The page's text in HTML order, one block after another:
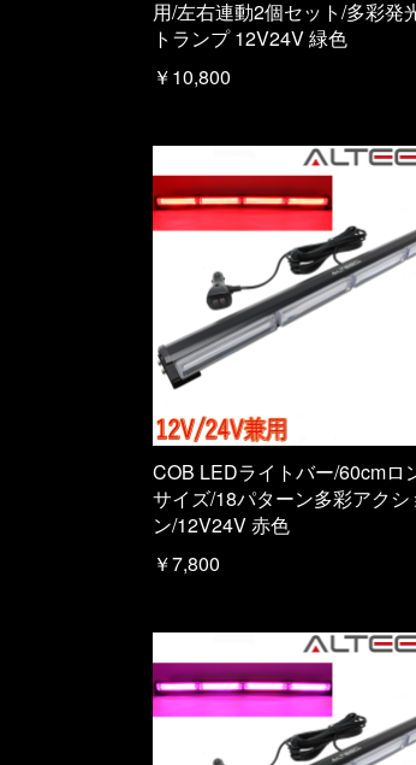
用/左右連動2個セット/多彩発
トランプ 12V24V 緑色
￥10,800
COB LEDライトバー/60cmロ
サイズ/18パターン多彩アクシ
ン/12V24V 赤色
￥7,800